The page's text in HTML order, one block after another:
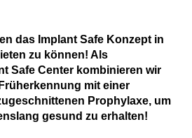
das Implant Safe Konzept in
zu können! Als
Safe Center kombinieren wir
mit einer
Prophylaxe, um
gesund zu erhalten!